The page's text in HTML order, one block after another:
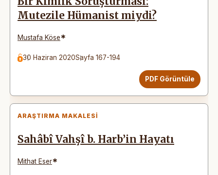
Mutezile Hümanist miydi?
Mustafa Köse*
30 Haziran 2020Sayfa 167-194
PDF Görüntüle
ARAŞTIRMA MAKALESI
Sahâbî Vahşî b. Harb’in Hayatı
Mithat Eser*